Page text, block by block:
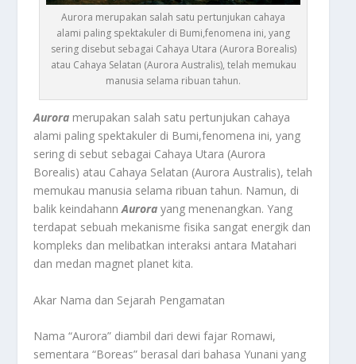
Aurora merupakan salah satu pertunjukan cahaya
alami paling spektakuler di Bumi,fenomena ini, yang
sering disebut sebagai Cahaya Utara (Aurora Borealis)
atau Cahaya Selatan (Aurora Australis), telah memukau
manusia selama ribuan tahun.
Aurora merupakan salah satu pertunjukan cahaya
alami paling spektakuler di Bumi,fenomena ini, yang
sering di sebut sebagai Cahaya Utara (Aurora
Borealis) atau Cahaya Selatan (Aurora Australis), telah
memukau manusia selama ribuan tahun. Namun, di
balik keindahannAurora yang menenangkan. Yang
terdapat sebuah mekanisme fisika sangat energik dan
kompleks dan melibatkan interaksi antara Matahari
dan medan magnet planet kita.
Akar Nama dan Sejarah Pengamatan
Nama “Aurora” diambil dari dewi fajar Romawi,
sementara “Boreas” berasal dari bahasa Yunani yang